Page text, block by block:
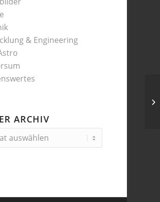
& Engineering
ARCHIV